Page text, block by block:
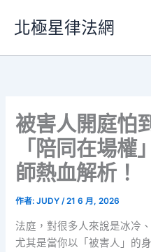
要
北極星律法網
被害人開庭怕
「陪同在場權
師熱血解析！
作者:JUDY/21 6 月, 2026
法庭，對很多人來說是冰冷
尤其是當你以「被害人」的